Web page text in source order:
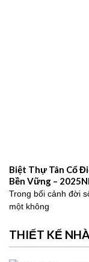
Biệt Thự Tân Cổ
Bền Vững –
Trong bối cảnh đời
một không
THIẾT KẾ